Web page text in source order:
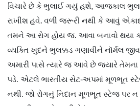
વિચારે છે કે ભુલાઈ ગયું હશે, આજકાલ
રાખીશ હવે. વળી જરૂરી નથી કે આવું
તમને આ રોગ હોય જ. આવા બનાવો થયા
વ્યક્તિ ખુદને ભુલક્કડ ગણાવીને નૉર્મલ
અમારી પાસે ત્યારે જ આવે છે જ્યારે તેમના
પડે. એટલે ભારતીય સેટ-અપમાં મૂળભૂત
નથી. જો રોગનું નિદાન મૂળભૂત સ્ટેજ પર ન